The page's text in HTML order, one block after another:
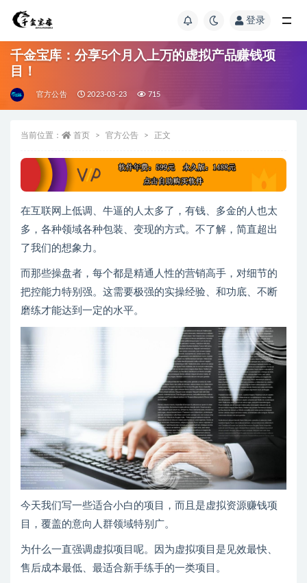
登录
千金宝库：分享5个月入上万的虚拟产品赚钱项
目！
官方公告 2023-03-23 715
当前位置： 首页 官方公告 正文
在互联网上低调、牛逼的人太多了，有钱、多金的人也太
多，各种领域各种包装、变现的方式。不了解，简直超出
了我们的想象力。
而那些操盘者，每个都是精通人性的营销高手，对细节的
把控能力特别强。这需要极强的实操经验、和功底、不断
磨练才能达到一定的水平。
今天我们写一些适合小白的项目，而且是虚拟资源赚钱项
目，覆盖的意向人群领域特别广。
为什么一直强调虚拟项目呢。因为虚拟项目是见效最快、
售后成本最低、最适合新手练手的一类项目。